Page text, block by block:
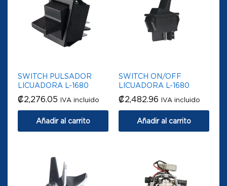
SWITCH PULSADOR
LICUADORA L-1680
₡2,276.05 IVA incluido
Añadir al carrito
SWITCH ON/OFF
LICUADORA L-1680
₡2,482.96 IVA incluido
Añadir al carrito